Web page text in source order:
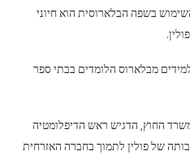
בשפה הבלארוסית הוא חיוני
לעכשיו, ישנם כמעט 25,000 תלמידים מבלארוס הלומדים בבתי ספר
החוץ, הדגיש ראש הדיפלומטיה
של פולין לתמוך בחברה האזרחית